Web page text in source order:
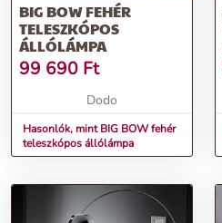
További információk>>
BIG BOW FEHÉR
TELESZKÓPOS
ÁLLÓLÁMPA
99 690 Ft
Dodo
Hasonlók, mint BIG BOW fehér
teleszkópos állólámpa